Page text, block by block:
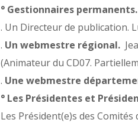
° Gestionnaires
. Un Directeur de publication.
. Un webmestre régional.
(Animateur du CD07.
. Une webmestre
° Les Présidentes et
Les Président(e)s des